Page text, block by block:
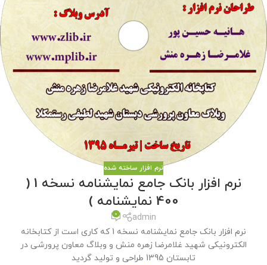
نرم افزار ساخته شده
نرم افزار بانک جامع نمایشنامه نسخه 1 (
400 نمایشنامه )
admin
0
نرم افزار بانک جامع نمایشنامه نسخه 1 که کاری است از کتابخانه
الکترونیکی شهید غلامرضا زهره منش و وبلاگ معاون پرورشی در
تابستان 1395 طراحی و تولید گردید